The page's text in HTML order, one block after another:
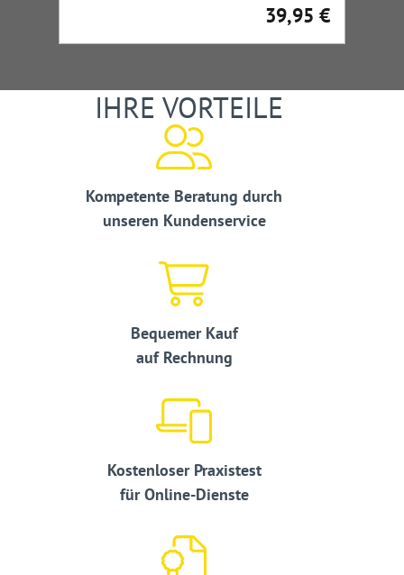
Regulärer Preis:
39,95 €
IHRE VORTEILE
Kompetente Beratung durch
unseren Kundenservice
Bequemer Kauf
auf Rechnung
Kostenloser Praxistest
für Online-Dienste